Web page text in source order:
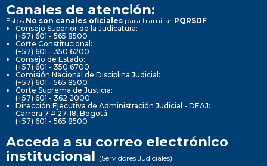
Canales de atención:
Estos No son canales oficiales para tramitar PQRSDF
Consejo Superior de la Judicatura:
(+57) 601 - 565 8500
Corte Constitucional:
(+57) 601 - 350 6200
Consejo de Estado:
(+57) 601 - 350 6700
Comisión Nacional de Disciplina Judicial:
(+57) 601 - 565 8500
Corte Suprema de Justicia:
(+57) 601 - 362 2000
Dirección Ejecutiva de Administración Judicial - DEAJ:
Carrera 7 # 27-18, Bogotá
(+57) 601 - 565 8500
Acceda a su correo electrónico
institucional (Servidores Judiciales)